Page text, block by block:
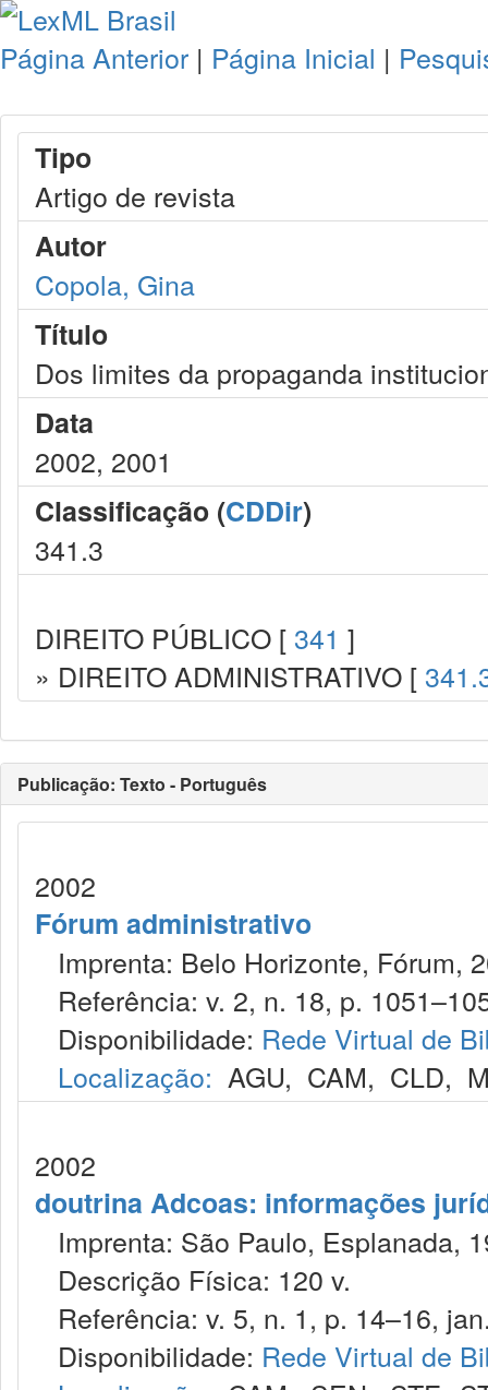
Página Anterior | Página Inicial |
Tipo
Artigo de revista
Autor
Copola, Gina
Título
Dos limites da propaganda
Data
2002, 2001
Classificação (CDDir)
341.3
DIREITO PÚBLICO [ 341 ]
» DIREITO ADMINISTRATIVO [
Publicação: Texto - Português
2002
Fórum administrativo
Imprenta: Belo Horizonte, Fórum,
Referência: v. 2, n. 18, p.
Disponibilidade: Rede Virtual de
Localização: AGU, CAM, CLD,
2002
doutrina Adcoas: informações
Imprenta: São Paulo, Esplanada,
Descrição Física: 120 v.
Referência: v. 5, n. 1, p. 14–16,
Disponibilidade: Rede Virtual de